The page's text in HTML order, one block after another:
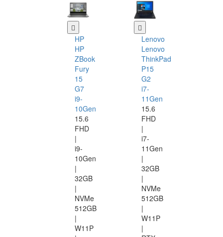
HP
HP
ZBook
Fury
15
G7
i9-
10Gen
15.6
FHD
|
i9-
10Gen
|
32GB
|
NVMe
512GB
|
W11P
Lenovo
Lenovo
ThinkPad
P15
G2
i7-
11Gen
15.6
FHD
|
i7-
11Gen
|
32GB
|
NVMe
512GB
|
W11P
|